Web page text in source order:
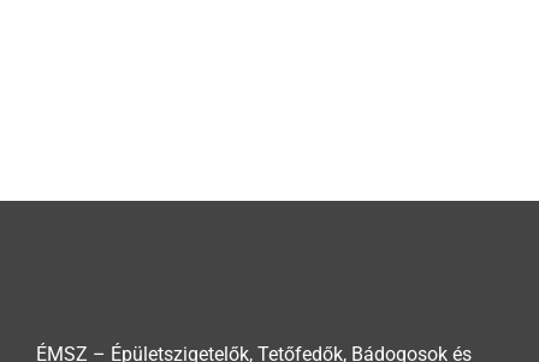
ÉMSZ – Épületszigetelők, Tetőfedők, Bádogosok és